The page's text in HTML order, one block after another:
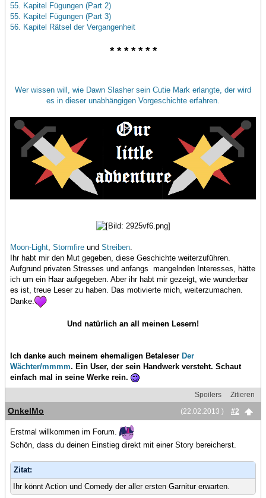
55. Kapitel Fügungen (Part 2)
55. Kapitel Fügungen (Part 3)
56. Kapitel Rätsel der Vergangenheit
* * * * * * *
Wer wissen will, wie Dawn Slasher sein Cutie Mark erlangte, der wird
es in dieser unabhängigen Vorgeschichte erfahren.
Moon-Light, Stormfire und Streiben.
Ihr habt mir den Mut gegeben, diese Geschichte weiterzuführen.
Aufgrund privaten Stresses und anfangs mangelnden Interesses, hätte
ich um ein Haar aufgegeben. Aber ihr habt mir gezeigt, wie wunderbar
es ist, treue Leser zu haben. Das motivierte mich, weiterzumachen.
Danke.
Und natürlich an all meinen Lesern!
Ich danke auch meinem ehemaligen Betaleser Der
Wächter/mmmm. Ein User, der sein Handwerk versteht. Schaut
einfach mal in seine Werke rein.
Spoilers
Zitieren
(22.02.2013 )
#2
OnkelMo
Erstmal willkommen im Forum.
Schön, dass du deinen Einstieg direkt mit einer Story bereicherst.
Zitat:
Ihr könnt Action und Comedy der aller ersten Garnitur erwarten.